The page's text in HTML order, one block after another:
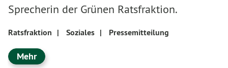
Sprecherin der Grünen Ratsfraktion.
Ratsfraktion | Soziales | Pressemitteilung
Mehr